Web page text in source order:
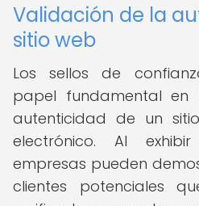
Validación de la
sitio web
Los sellos de
papel fundamental
autenticidad de un
electrónico. Al
empresas pueden
clientes potenciales